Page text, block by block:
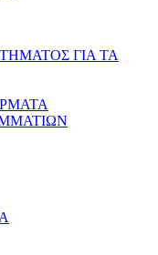
ΓΙΑ ΤΑ